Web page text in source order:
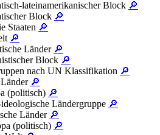
lateinamerikanischer Block 🔎
Block 🔎
Staaten 🔎
🔎
Länder 🔎
Block 🔎
nach UN Klassifikation 🔎
🔎
(politisch) 🔎
Ländergruppe 🔎
Länder 🔎
(politisch) 🔎